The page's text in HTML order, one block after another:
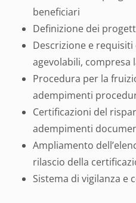
beneficiari
Definizione dei
Descrizione e
agevolabili, compresa
Procedura per la
adempimenti
Certificazioni del
adempimenti
Ampliamento
rilascio della
Sistema di vigilanza e